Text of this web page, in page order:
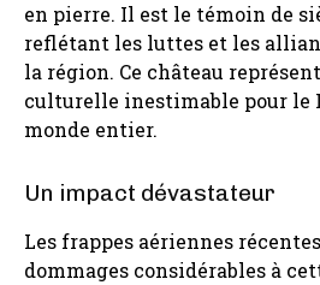
en pierre. Il est le témoin de
reflétant les luttes et les
la région. Ce château
culturelle inestimable pour le
monde entier.
Un impact dévastateur
Les frappes aériennes
dommages considérables à